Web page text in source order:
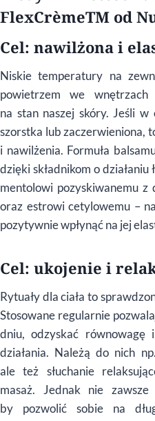
FlexCrèmeTM od
Cel: nawilżona i
Niskie temperatury na
powietrzem we wnętrzach
na stan naszej skóry. Jeśli w
szorstka lub zaczerwieniona,
i nawilżenia. Formuła
dzięki składnikom o
mentolowi pozyskiwanemu
oraz estrowi cetylowemu –
pozytywnie wpłynąć na jej
Cel: ukojenie i
Rytuały dla ciała to
Stosowane regularnie
dniu, odzyskać
działania. Należą do nich
ale też słuchanie
masaż. Jednak nie
by pozwolić sobie na